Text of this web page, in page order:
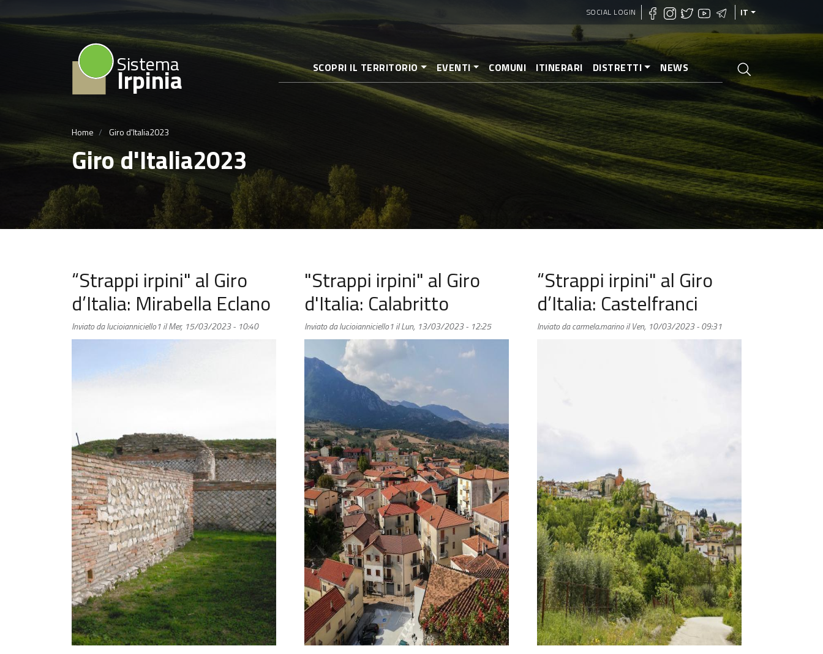
al
contenuto
principale
SOCIAL LOGIN IT
Sistema
Irpinia SCOPRI IL TERRITORIO EVENTI COMUNI ITINERARI DISTRETTI NEWS
Home Giro d'Italia2023
Giro d'Italia2023
“Strappi irpini" al Giro
d’Italia: Mirabella Eclano
Inviato dalucioianniciello1ilMer, 15/03/2023 - 10:40
"Strappi irpini" al Giro
d'Italia: Calabritto
Inviato dalucioianniciello1ilLun, 13/03/2023 - 12:25
“Strappi irpini" al Giro
d’Italia: Castelfranci
Inviato dacarmela.marinoilVen, 10/03/2023 - 09:31